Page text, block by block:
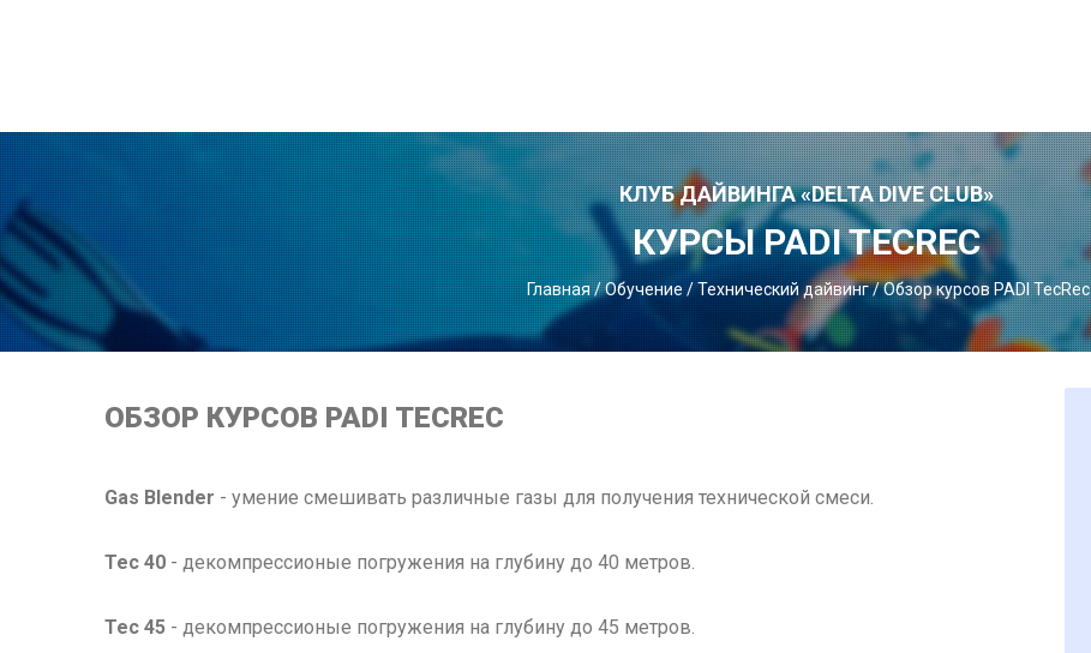
КЛУБ ДАЙВИНГА «DELTA DIVE CLUB»
КУРСЫ PADI TECREC
Главная /Обучение/Технический дайвинг/Обзор курсов PADI TecRec
ОБЗОР КУРСОВ PADI TECREC
Gas Blender - умение смешивать различные газы для получения технической смеси.
Tec 40 - декомпрессионые погружения на глубину до 40 метров.
Tec 45 - декомпрессионые погружения на глубину до 45 метров.